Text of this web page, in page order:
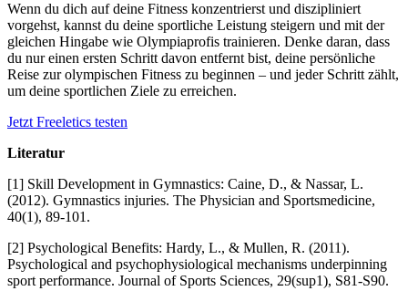
Wenn du dich auf deine Fitness konzentrierst und diszipliniert
vorgehst, kannst du deine sportliche Leistung steigern und mit der
gleichen Hingabe wie Olympiaprofis trainieren. Denke daran, dass
du nur einen ersten Schritt davon entfernt bist, deine persönliche
Reise zur olympischen Fitness zu beginnen – und jeder Schritt zählt,
um deine sportlichen Ziele zu erreichen.
Jetzt Freeletics testen
Literatur
[1] Skill Development in Gymnastics: Caine, D., & Nassar, L.
(2012). Gymnastics injuries. The Physician and Sportsmedicine,
40(1), 89-101.
[2] Psychological Benefits: Hardy, L., & Mullen, R. (2011).
Psychological and psychophysiological mechanisms underpinning
sport performance. Journal of Sports Sciences, 29(sup1), S81-S90.